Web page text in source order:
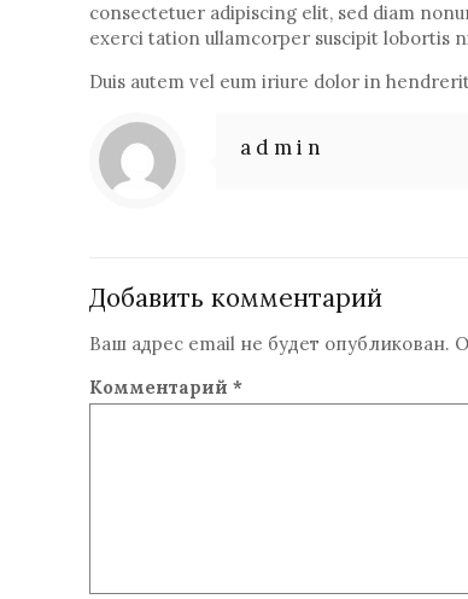
consectetuer adipiscing elit, sed diam
exerci tation ullamcorper suscipit lobortis
Duis autem vel eum iriure dolor in
admin
Добавить комментарий
Ваш адрес email не будет опубликован.
Комментарий*